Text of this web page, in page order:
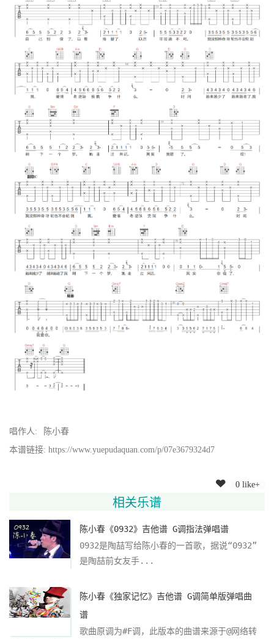
唱作人:
陈小春
本谱链接: https://www.yuepudaquan.com/p/07e3679324d7
0 like+
相关乐谱
陈小春《0932》吉他谱 G调指法弹唱谱
0932是陶喆写给陈小春的一首歌，据说“0932”
是陶喆前女友手...
陈小春《独家记忆》吉他谱 G调简单版弹唱曲
谱
歌曲原调为#F调，此版本的曲谱来源于@网络转